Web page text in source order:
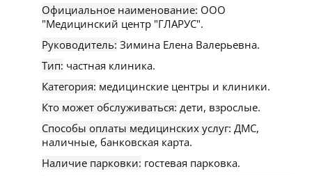
Официальное наименование: ООО
"Медицинский центр "ГЛАРУС".
Руководитель: Зимина Елена Валерьевна.
Тип: частная клиника.
Категория: медицинские центры и клиники.
Кто может обслуживаться: дети, взрослые.
Способы оплаты медицинских услуг: ДМС,
наличные, банковская карта.
Наличие парковки: гостевая парковка.